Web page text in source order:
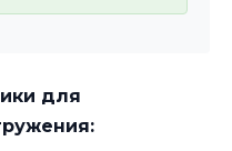
для